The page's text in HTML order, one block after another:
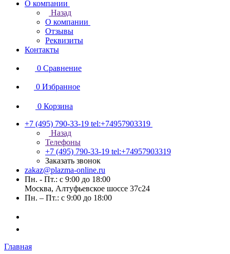
О компании
Назад
О компании
Отзывы
Реквизиты
Контакты
0 Сравнение
0 Избранное
0 Корзина
+7 (495) 790-33-19 tel:+74957903319
Назад
Телефоны
+7 (495) 790-33-19 tel:+74957903319
Заказать звонок
zakaz@plazma-online.ru
Пн. - Пт.: с 9:00 до 18:00
Москва, Алтуфьевское шоссе 37с24
Пн. – Пт.: с 9:00 до 18:00
Главная